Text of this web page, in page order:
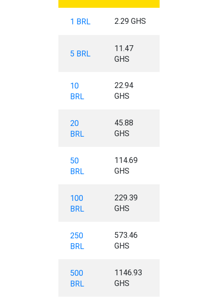
1 BRL 2.29 GHS
5 BRL
11.47
GHS
10
BRL
22.94
GHS
20
BRL
45.88
GHS
50
BRL
114.69
GHS
100
BRL
229.39
GHS
250
BRL
573.46
GHS
500
BRL
1146.93
GHS